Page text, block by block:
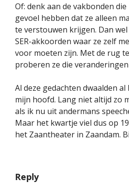
Of: denk aan de vakbonden
gevoel hebben dat ze alleen
te verstouwen krijgen. Dan
SER-akkoorden waar ze zelf
voor moeten zijn. Met de rug
proberen ze die
Al deze gedachten dwaalden
mijn hoofd. Lang niet altijd zo
als ik nu uit andermans
Maar het kwartje viel dus op
het Zaantheater in Zaandam.
Reply